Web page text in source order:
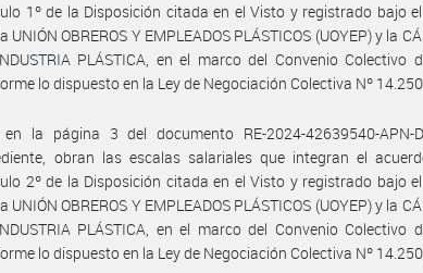
1º de la Disposición citada en el Visto y registrado bajo
UNIÓN OBREROS Y EMPLEADOS PLÁSTICOS (UOYEP) y la
PLÁSTICA, en el marco del Convenio Colectivo
lo dispuesto en la Ley de Negociación Colectiva Nº
en la página 3 del documento RE-2024-42639540-APN-
obran las escalas salariales que integran el
2º de la Disposición citada en el Visto y registrado bajo
UNIÓN OBREROS Y EMPLEADOS PLÁSTICOS (UOYEP) y la
PLÁSTICA, en el marco del Convenio Colectivo
lo dispuesto en la Ley de Negociación Colectiva Nº